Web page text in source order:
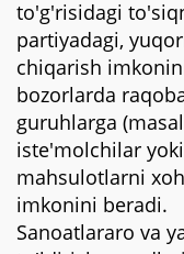
to'g'risidagi
partiyadagi,
chiqarish
bozorlarda
guruhlarga
iste'molchilar
mahsulotlarni
imkonini beradi.
Sanoatlararo va